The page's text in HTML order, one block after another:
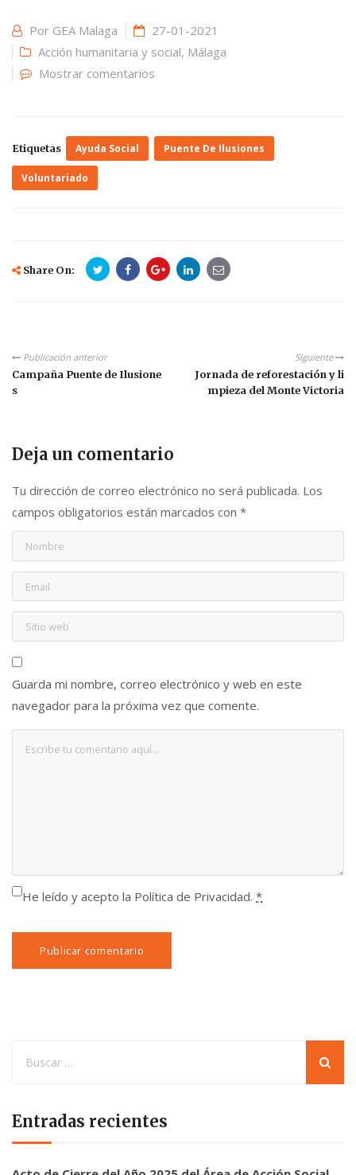
Por GEA Malaga
27-01-2021
Acción humanitaria y social, Málaga
Mostrar comentarios
Etiquetas Ayuda Social Puente De Ilusiones
Voluntariado
Share On:
Publicación anterior
Campaña Puente de Ilusione
s
Siguiente
Jornada de reforestación y li
mpieza del Monte Victoria
Deja un comentario
Tu dirección de correo electrónico no será publicada. Los
campos obligatorios están marcados con *
Guarda mi nombre, correo electrónico y web en este
navegador para la próxima vez que comente.
He leído y acepto la Política de Privacidad. *
Entradas recientes